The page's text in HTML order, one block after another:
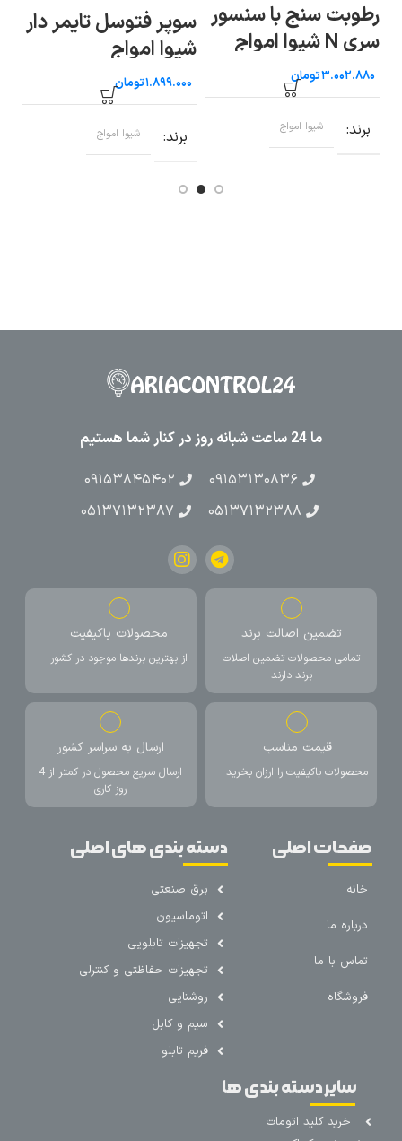
رطوبت سنج با سنسور
سری N شیوا امواج
تومان
برند شیوا امواج
سوپر فتوسل تایمر دار
شیوا امواج
تومان
برند شیوا امواج
ما 24 ساعت شبانه روز در کنار شما هستیم
۰۹۱۵۳۱۳۰۸۳۶
۰۹۱۵۳۸۴۵۴۰۲
۰۵۱۳۷۱۳۲۳۸۸
۰۵۱۳۷۱۳۲۳۸۷
تضمین اصالت برند
تمامی محصولات تضمین اصلات
برند دارند
محصولات باکیفیت
از بهترین برندها موجود در کشور
قیمت مناسب
محصولات باکیفیت را ارزان بخرید
ارسال به سراسر کشور
ارسال سریع محصول در کمتر از 4
روز کاری
صفحات اصلی
خانه
درباره ما
تماس با ما
فروشگاه
دسته بندی های اصلی
برق صنعتی
اتوماسیون
تجهیزات تابلویی
تجهیزات حفاظتی و کنترلی
روشنایی
سیم و کابل
فریم تابلو
سایر دسته بندی ها
خرید کلید اتومات